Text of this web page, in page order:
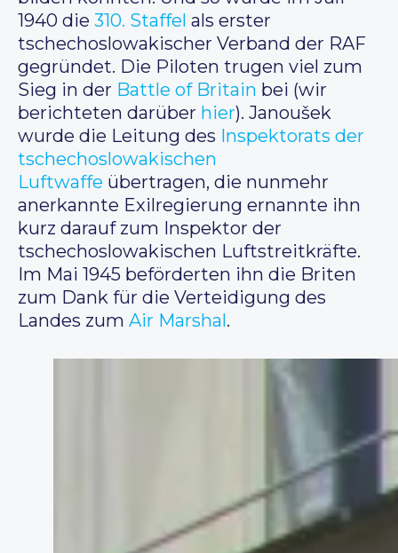
1940 die 310. Staffel als erster
tschechoslowakischer Verband der RAF
gegründet. Die Piloten trugen viel zum
Sieg in der Battle of Britain bei (wir
berichteten darüber hier). Janoušek
wurde die Leitung des Inspektorats der
tschechoslowakischen
Luftwaffe übertragen, die nunmehr
anerkannte Exilregierung ernannte ihn
kurz darauf zum Inspektor der
tschechoslowakischen Luftstreitkräfte.
Im Mai 1945 beförderten ihn die Briten
zum Dank für die Verteidigung des
Landes zum Air Marshal.